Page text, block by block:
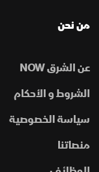
من نحن
عن الشرق NOW
الشروط و الأحكام
سياسة الخصوصية
منصاتنا